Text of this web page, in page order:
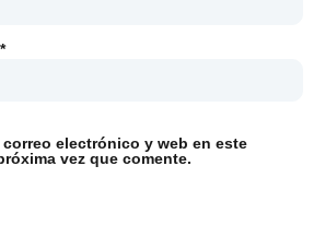
*
electrónico y web en este
vez que comente.